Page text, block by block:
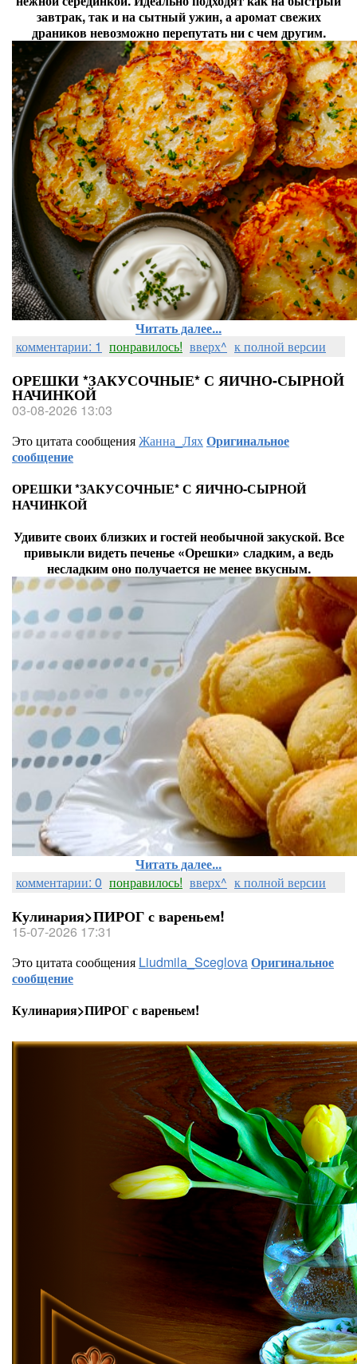
завтрак, так и на сытный ужин, а аромат свежих
драников невозможно перепутать ни с чем другим.
Читать далее...
комментарии: 1 понравилось! вверх^ к полной версии
ОРЕШКИ *ЗАКУСОЧНЫЕ* С ЯИЧНО-СЫРНОЙ
НАЧИНКОЙ
03-08-2026 13:03
Это цитата сообщенияЖанна_ЛяхОригинальное
сообщение
ОРЕШКИ *ЗАКУСОЧНЫЕ* С ЯИЧНО-СЫРНОЙ
НАЧИНКОЙ
Удивите своих близких и гостей необычной закуской. Все
привыкли видеть печенье «Орешки» сладким, а ведь
несладким оно получается не менее вкусным.
Читать далее...
комментарии: 0 понравилось! вверх^ к полной версии
Кулинария>ПИРОГ с вареньем!
15-07-2026 17:31
Это цитата сообщения Liudmila_SceglovaОригинальное
сообщение
Кулинария>ПИРОГ с вареньем!